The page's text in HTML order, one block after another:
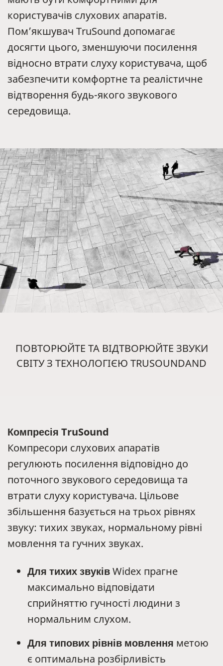
користувачів слухових апаратів.
Пом’якшувач TruSound допомагає
досягти цього, зменшуючи посилення
відносно втрати слуху користувача, щоб
забезпечити комфортне та реалістичне
відтворення будь-якого звукового
середовища.
ПОВТОРЮЙТЕ ТА ВІДТВОРЮЙТЕ ЗВУКИ
СВІТУ З ТЕХНОЛОГІЄЮ TRUSOUNDAND
Компресія TruSound
Компресори слухових апаратів
регулюють посилення відповідно до
поточного звукового середовища та
втрати слуху користувача. Цільове
збільшення базується на трьох рівнях
звуку: тихих звуках, нормальному рівні
мовлення та гучних звуках.
Для тихих звуківWidex прагне
максимально відповідати
сприйняттю гучності людини з
нормальним слухом.
Для типових рівнів мовлення метою
є оптимальна розбірливість